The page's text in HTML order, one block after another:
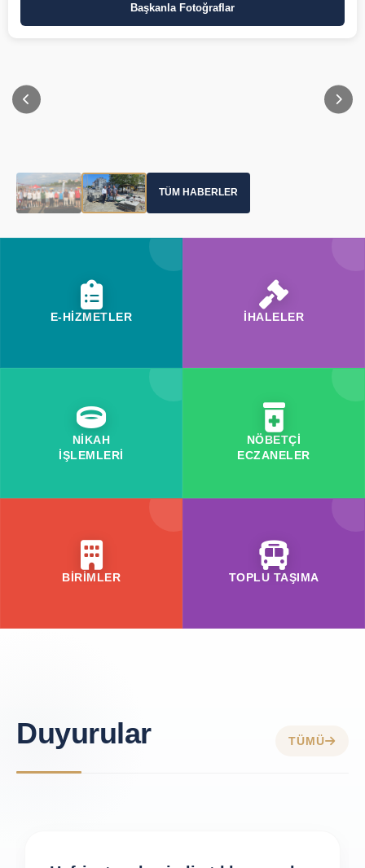
Başkanla Fotoğraflar
TÜM HABERLER
E-HİZMETLER İHALELER
NİKAH
İŞLEMLERİ
NÖBETÇİ
ECZANELER
BİRİMLER TOPLU TAŞIMA
Duyurular TÜMÜ